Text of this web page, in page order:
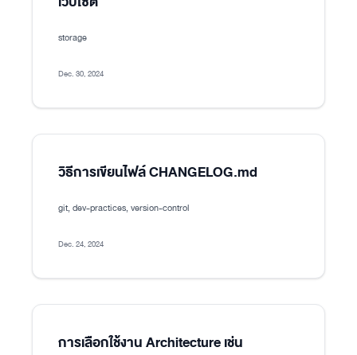
storage
Dec. 30, 2024
วิธีการเขียนไฟล์ CHANGELOG.md
git, dev-practices, version-control
Dec. 24, 2024
การเลือกใช้งาน Architecture เช่น